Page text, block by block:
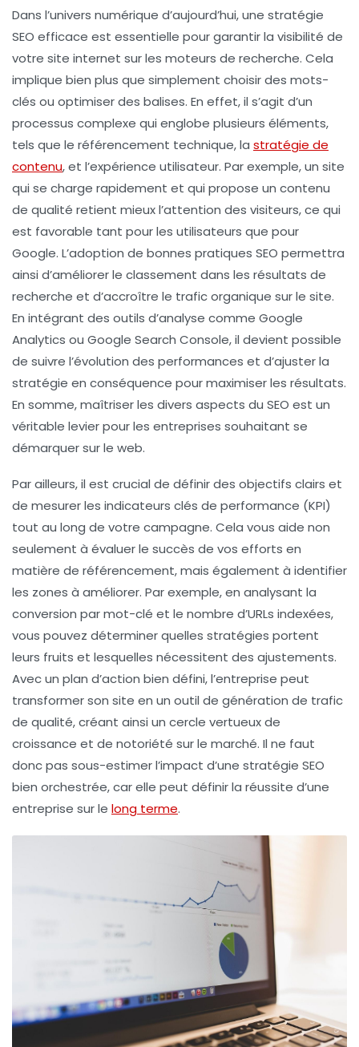
Dans l’univers numérique d’aujourd’hui, une stratégie
SEO efficace est essentielle pour garantir la visibilité de
votre site internet sur les moteurs de recherche. Cela
implique bien plus que simplement choisir des mots-
clés ou optimiser des balises. En effet, il s’agit d’un
processus complexe qui englobe plusieurs éléments,
tels que le référencement technique, la stratégie de
contenu, et l’expérience utilisateur. Par exemple, un site
qui se charge rapidement et qui propose un contenu
de qualité retient mieux l’attention des visiteurs, ce qui
est favorable tant pour les utilisateurs que pour
Google. L’adoption de bonnes pratiques SEO permettra
ainsi d’améliorer le classement dans les résultats de
recherche et d’accroître le trafic organique sur le site.
En intégrant des outils d’analyse comme Google
Analytics ou Google Search Console, il devient possible
de suivre l’évolution des performances et d’ajuster la
stratégie en conséquence pour maximiser les résultats.
En somme, maîtriser les divers aspects du SEO est un
véritable levier pour les entreprises souhaitant se
démarquer sur le web.
Par ailleurs, il est crucial de définir des objectifs clairs et
de mesurer les indicateurs clés de performance (KPI)
tout au long de votre campagne. Cela vous aide non
seulement à évaluer le succès de vos efforts en
matière de référencement, mais également à identifier
les zones à améliorer. Par exemple, en analysant la
conversion par mot-clé et le nombre d’URLs indexées,
vous pouvez déterminer quelles stratégies portent
leurs fruits et lesquelles nécessitent des ajustements.
Avec un plan d’action bien défini, l’entreprise peut
transformer son site en un outil de génération de trafic
de qualité, créant ainsi un cercle vertueux de
croissance et de notoriété sur le marché. Il ne faut
donc pas sous-estimer l’impact d’une stratégie SEO
bien orchestrée, car elle peut définir la réussite d’une
entreprise sur le long terme.